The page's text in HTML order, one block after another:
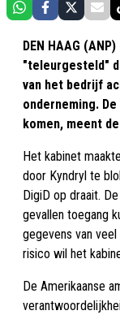
DEN HAAG
"teleurgesteld"
van het bedrijf
onderneming.
komen, meent
Het kabinet
door Kyndryl te
DigiD op draait.
gevallen toegang
gegevens van
risico wil het
De Amerikaanse